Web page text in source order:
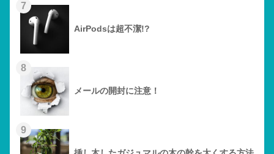
7
AirPodsは超不潔!?
8
メールの開封に注意！
9